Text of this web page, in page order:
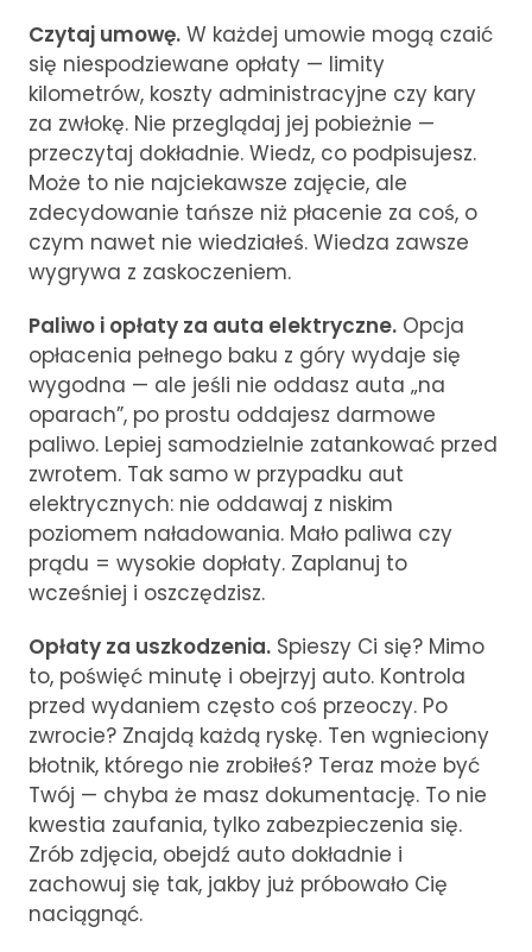
Czytaj umowę. W każdej umowie mogą czaić
się niespodziewane opłaty — limity
kilometrów, koszty administracyjne czy kary
za zwłokę. Nie przeglądaj jej pobieżnie —
przeczytaj dokładnie. Wiedz, co podpisujesz.
Może to nie najciekawsze zajęcie, ale
zdecydowanie tańsze niż płacenie za coś, o
czym nawet nie wiedziałeś. Wiedza zawsze
wygrywa z zaskoczeniem.
Paliwo i opłaty za auta elektryczne. Opcja
opłacenia pełnego baku z góry wydaje się
wygodna — ale jeśli nie oddasz auta „na
oparach”, po prostu oddajesz darmowe
paliwo. Lepiej samodzielnie zatankować przed
zwrotem. Tak samo w przypadku aut
elektrycznych: nie oddawaj z niskim
poziomem naładowania. Mało paliwa czy
prądu = wysokie dopłaty. Zaplanuj to
wcześniej i oszczędzisz.
Opłaty za uszkodzenia. Spieszy Ci się? Mimo
to, poświęć minutę i obejrzyj auto. Kontrola
przed wydaniem często coś przeoczy. Po
zwrocie? Znajdą każdą ryskę. Ten wgnieciony
błotnik, którego nie zrobiłeś? Teraz może być
Twój — chyba że masz dokumentację. To nie
kwestia zaufania, tylko zabezpieczenia się.
Zrób zdjęcia, obejdź auto dokładnie i
zachowuj się tak, jakby już próbowało Cię
naciągnąć.